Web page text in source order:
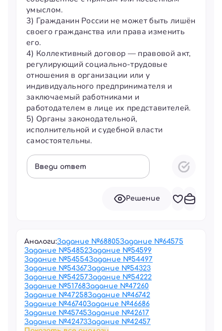
умыслом.
3) Гражданин России не может быть лишён
своего гражданства или права изменить
его.
4) Коллективный договор — правовой акт,
регулирующий социально-трудовые
отношения в организации или у
индивидуального предпринимателя и
заключаемый работниками и
работодателем в лице их представителей.
5) Органы законодательной,
исполнительной и судебной власти
самостоятельны.
Введи ответ
Решение
Аналоги:Задание №68805Задание №64575
Задание №54852Задание №54599
Задание №54554Задание №54497
Задание №54367Задание №54323
Задание №54257Задание №54222
Задание №51768Задание №47260
Задание №47258Задание №46742
Задание №46740Задание №46686
Задание №45745Задание №42617
Задание №42473Задание №42457